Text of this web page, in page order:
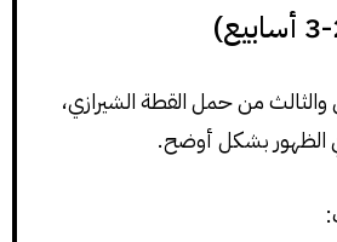
والثالث من حمل القطة الشيرازي،
الظهور بشكل أوضح.